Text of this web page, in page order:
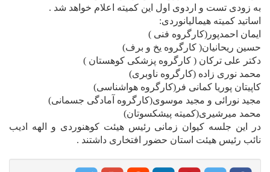
به زودی تست و اردوی اول این کمیته اعلام خواهد شد .
اساتید کمیته هیمالیانوردی:
ایمان احمدپور(کارگروه فنی )
حسین ریحانیان( کارگروه یخ و برف)
دکتر علی ترکان ( کارگروه پزشکی کوهستان )
محمد نوری زاده (کارگروه ناوبری)
کاپیتان پوریا کمانی فر(کارگروه هواشناسی)
مجید نورائی و مجید موسوی(کارگروه آمادگی جسمانی)
محمد میرشیری(کمیته پیشکسوتان)
در این جلسه کیوان زمانی رئیس هیئت کوهنوردی و الهه ادیب
نائب رئیس هیئت استان حضور افتخاری داشتند .